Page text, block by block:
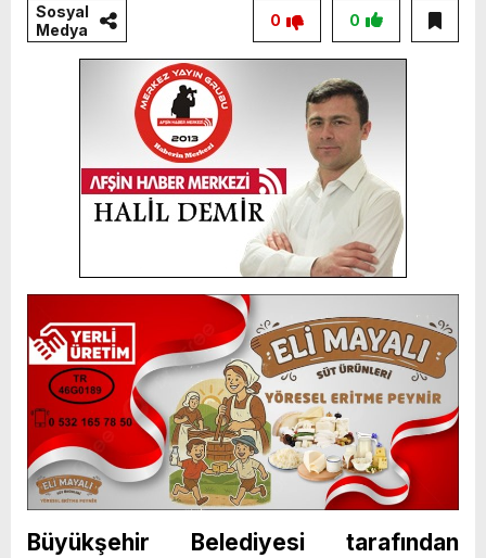
Sosyal
Medya
0
0
Büyükşehir Belediyesi tarafından